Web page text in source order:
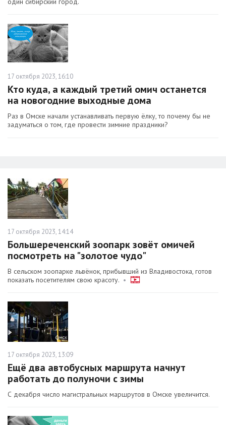
17 октября 2023, 16:10
Кто куда, а каждый третий омич останется
на новогодние выходные дома
Раз в Омске начали устанавливать первую ёлку, то почему бы не
задуматься о том, где провести зимние праздники?
17 октября 2023, 14:14
Большереченский зоопарк зовёт омичей
посмотреть на "золотое чудо"
В сельском зоопарке львёнок, прибывший из Владивостока, готов
показать посетителям свою красоту. •
17 октября 2023, 13:09
Ещё два автобусных маршрута начнут
работать до полуночи с зимы
С декабря число магистральных маршрутов в Омске увеличится.